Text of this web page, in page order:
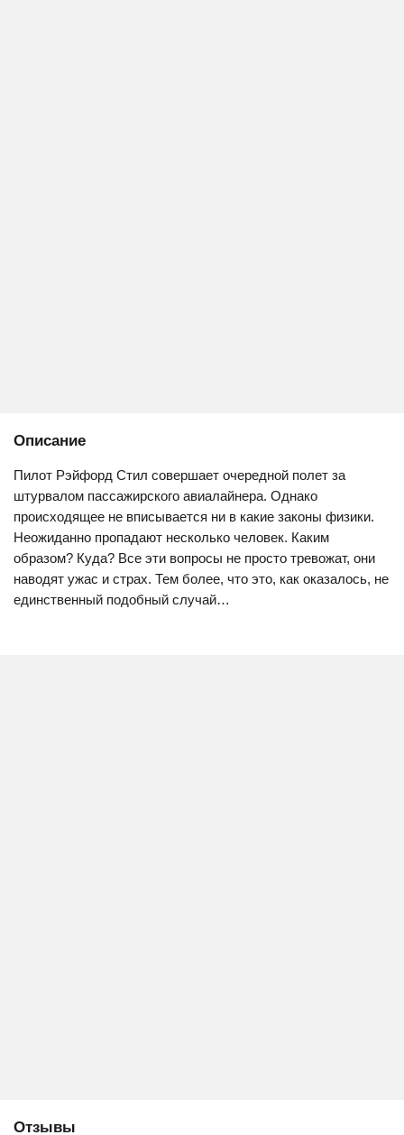
Описание
Пилот Рэйфорд Стил совершает очередной полет за
штурвалом пассажирского авиалайнера. Однако
происходящее не вписывается ни в какие законы физики.
Неожиданно пропадают несколько человек. Каким
образом? Куда? Все эти вопросы не просто тревожат, они
наводят ужас и страх. Тем более, что это, как оказалось, не
единственный подобный случай…
Отзывы